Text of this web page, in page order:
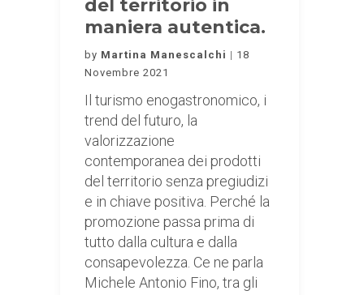
del territorio in
maniera autentica.
by Martina Manescalchi
18
Novembre 2021
Il turismo enogastronomico, i
trend del futuro, la
valorizzazione
contemporanea dei prodotti
del territorio senza pregiudizi
e in chiave positiva. Perché la
promozione passa prima di
tutto dalla cultura e dalla
consapevolezza. Ce ne parla
Michele Antonio Fino, tra gli